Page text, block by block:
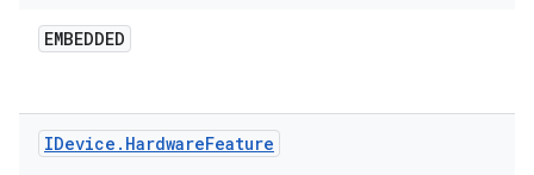
EMBEDDED
IDevice . HardwareFeature